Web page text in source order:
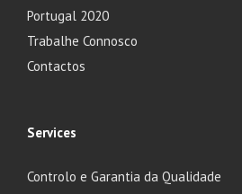
Portugal 2020
Trabalhe Connosco
Contactos
Services
Controlo e Garantia da Qualidade